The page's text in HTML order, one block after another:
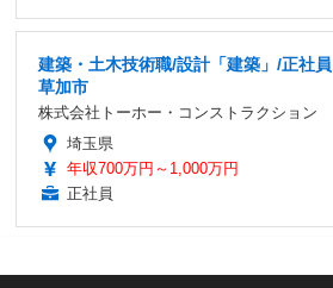
建築・土木技術職/設計「建築」/正社
草加市
株式会社トーホー・コンストラクション
埼玉県
年収700万円～1,000万円
正社員